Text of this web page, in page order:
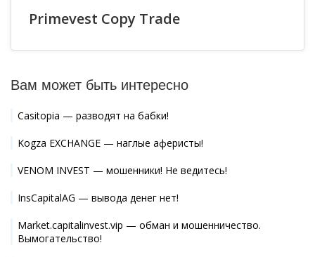
Primevest Copy Trade
Вам может быть интересно
Casitopia — разводят на бабки!
Kogza EXCHANGE — наглые аферисты!
VENOM INVEST — мошенники! Не ведитесь!
InsCapitalAG — вывода денег нет!
Market.capitalinvest.vip — обман и мошенничество.
Вымогательство!